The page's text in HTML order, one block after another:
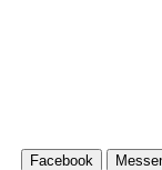
Facebook